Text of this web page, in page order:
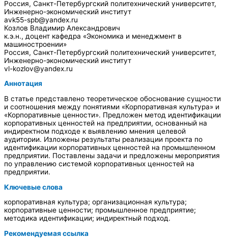
Россия, Санкт-Петербургский политехнический университет,
Инженерно-экономический институт
avk55-spb@yandex.ru
Козлов Владимир Александрович
к.э.н., доцент кафедра «Экономика и менеджмент в
машиностроении»
Россия, Санкт-Петербургский политехнический университет,
Инженерно-экономический институт
vl-kozlov@yandex.ru
Аннотация
В статье представлено теоретическое обоснование сущности
и соотношения между понятиями «Корпоративная культура» и
«Корпоративные ценности». Предложен метод идентификации
корпоративных ценностей на предприятии, основанный на
индиректном подходе к выявлению мнения целевой
аудитории. Изложены результаты реализации проекта по
идентификации корпоративных ценностей на промышленном
предприятии. Поставлены задачи и предложены мероприятия
по управлению системой корпоративных ценностей на
предприятии.
Ключевые слова
корпоративная культура; организационная культура;
корпоративные ценности; промышленное предприятие;
методика идентификации; индиректный подход.
Рекомендуемая ссылка